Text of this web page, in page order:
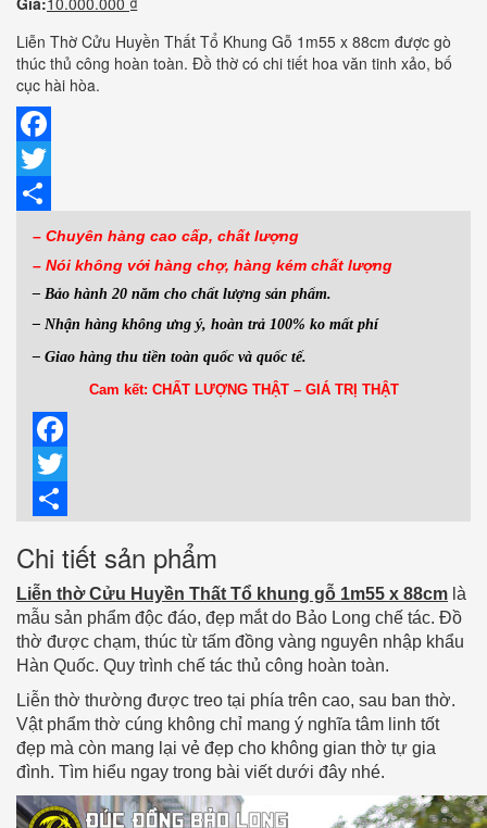
Liễn Thờ Cửu Huyền Thất Tổ Khung Gỗ 1m55 x 88cm được gò
thúc thủ công hoàn toàn. Đồ thờ có chi tiết hoa văn tinh xảo, bố
cục hài hòa.
Facebook
Twitter
Share
– Chuyên hàng cao cấp, chất lượng
– Nói không với hàng chợ, hàng kém chất lượng
– Bảo hành 20 năm cho chất lượng sản phẩm.
– Nhận hàng không ưng ý, hoàn trả 100% ko mất phí
– Giao hàng thu tiền toàn quốc và quốc tế.
Cam kết: CHẤT LƯỢNG THẬT – GIÁ TRỊ THẬT
Facebook
Twitter
Chi tiết sản phẩm
Liễn thờ Cửu Huyền Thất Tổ khung gỗ 1m55 x 88cm là
mẫu sản phẩm độc đáo, đẹp mắt do Bảo Long chế tác. Đồ
thờ được chạm, thúc từ tấm đồng vàng nguyên nhập khẩu
Hàn Quốc. Quy trình chế tác thủ công hoàn toàn.
Liễn thờ thường được treo tại phía trên cao, sau ban thờ.
Vật phẩm thờ cúng không chỉ mang ý nghĩa tâm linh tốt
đẹp mà còn mang lại vẻ đẹp cho không gian thờ tự gia
đình. Tìm hiểu ngay trong bài viết dưới đây nhé.